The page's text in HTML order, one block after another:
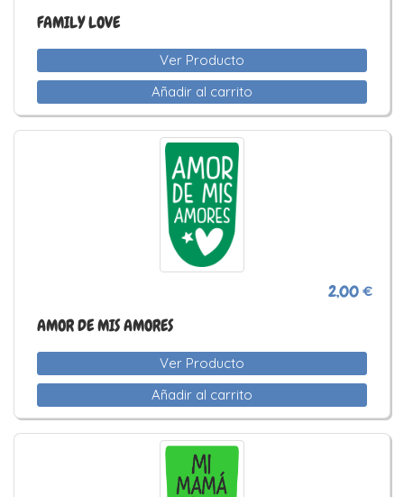
FAMILY LOVE
Ver Producto
Añadir al carrito
2,00 €
AMOR DE MIS AMORES
Ver Producto
Añadir al carrito